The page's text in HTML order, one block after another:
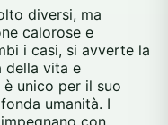
diversi, ma
calorose e
i casi, si avverte la
della vita e
unico per il suo
umanità. I
con